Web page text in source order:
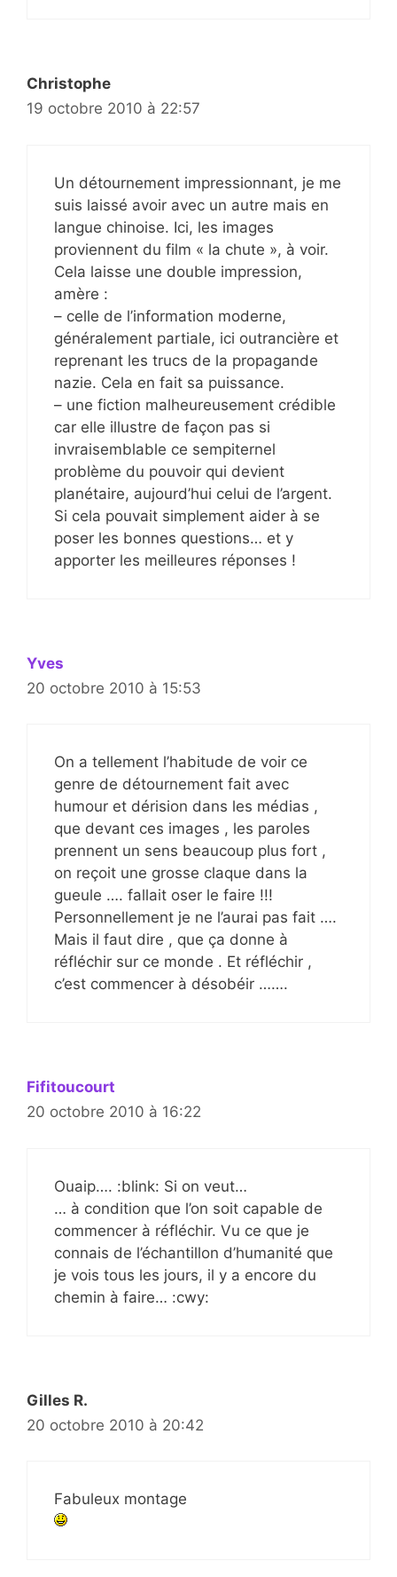
Christophe
19 octobre 2010 à 22:57
Un détournement impressionnant, je me
suis laissé avoir avec un autre mais en
langue chinoise. Ici, les images
proviennent du film « la chute », à voir.
Cela laisse une double impression,
amère :
– celle de l’information moderne,
généralement partiale, ici outrancière et
reprenant les trucs de la propagande
nazie. Cela en fait sa puissance.
– une fiction malheureusement crédible
car elle illustre de façon pas si
invraisemblable ce sempiternel
problème du pouvoir qui devient
planétaire, aujourd’hui celui de l’argent.
Si cela pouvait simplement aider à se
poser les bonnes questions… et y
apporter les meilleures réponses !
Yves
20 octobre 2010 à 15:53
On a tellement l’habitude de voir ce
genre de détournement fait avec
humour et dérision dans les médias ,
que devant ces images , les paroles
prennent un sens beaucoup plus fort ,
on reçoit une grosse claque dans la
gueule …. fallait oser le faire !!!
Personnellement je ne l’aurai pas fait ….
Mais il faut dire , que ça donne à
réfléchir sur ce monde . Et réfléchir ,
c’est commencer à désobéir …….
Fifitoucourt
20 octobre 2010 à 16:22
Ouaip…. :blink: Si on veut…
… à condition que l’on soit capable de
commencer à réfléchir. Vu ce que je
connais de l’échantillon d’humanité que
je vois tous les jours, il y a encore du
chemin à faire… :cwy:
Gilles R.
20 octobre 2010 à 20:42
Fabuleux montage